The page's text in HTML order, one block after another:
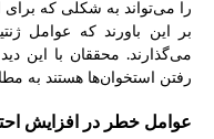
را می‌تواند به شکلی که برای
بر این باورند که عوامل
می‌گذارند. محققان با این
رفتن استخوان‌ها هستند به
عوامل خطر در افزایش